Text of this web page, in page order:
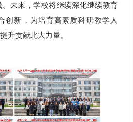
未来，学校将继续深化继续教育
创新，为培育高素质科研教学人
升贡献北大力量。